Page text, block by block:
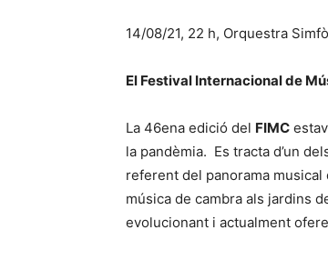
14/08/21, 22 h, Orquestra
El Festival Internacional de
La 46ena edició del FIMC
la pandèmia. Es tracta d’un
referent del panorama musical
música de cambra als jardins
evolucionant i actualment